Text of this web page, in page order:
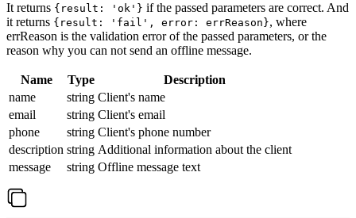
It returns {result: 'ok'} if the passed parameters are correct. And
it returns {result: 'fail', error: errReason}, where
errReason is the validation error of the passed parameters, or the
reason why you can not send an offline message.
Name Type
Description
name
string Client's name
email
string Client's email
phone
string Client's phone number
description string Additional information about the client
message
string Offline message text